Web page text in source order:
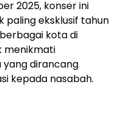
2025, konser ini
paling eksklusif tahun
kota di
menikmati
yang dirancang
kepada nasabah.